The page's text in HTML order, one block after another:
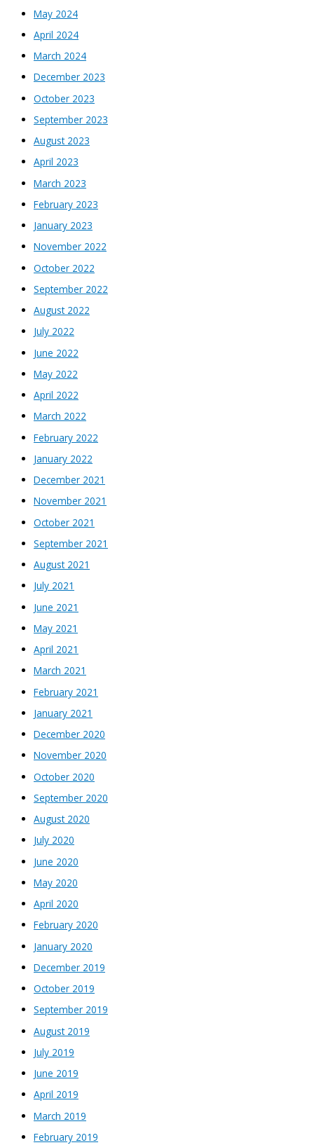
May 2024
April 2024
March 2024
December 2023
October 2023
September 2023
August 2023
April 2023
March 2023
February 2023
January 2023
November 2022
October 2022
September 2022
August 2022
July 2022
June 2022
May 2022
April 2022
March 2022
February 2022
January 2022
December 2021
November 2021
October 2021
September 2021
August 2021
July 2021
June 2021
May 2021
April 2021
March 2021
February 2021
January 2021
December 2020
November 2020
October 2020
September 2020
August 2020
July 2020
June 2020
May 2020
April 2020
February 2020
January 2020
December 2019
October 2019
September 2019
August 2019
July 2019
June 2019
April 2019
March 2019
February 2019